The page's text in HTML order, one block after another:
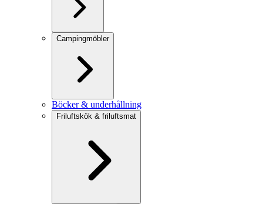
Campingmöbler
Böcker & underhållning
Friluftskök & friluftsmat